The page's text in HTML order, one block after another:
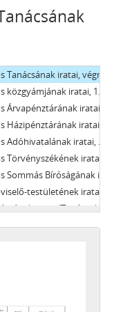
iratai, 1849–1877
és gazdasági ülési jegyzőkönyvek, 1861–1871
közigazgatási iratok, 1860 -1871
iratai, végrendeletek, 1849–1877
iratai, 1844–1874
iratai, 1858–1876
iratai, 1859–1872
iratai, 1854–1872
iratai, 1851–1859
Bíróságának iratai, 1869–1871
iratai, 1872–1950
jegyzőkönyvek), 1873–1925
iratai, 1849–1952
iratai, 1873–1950
iratai, 1869–1946
iratai, 1883–1919